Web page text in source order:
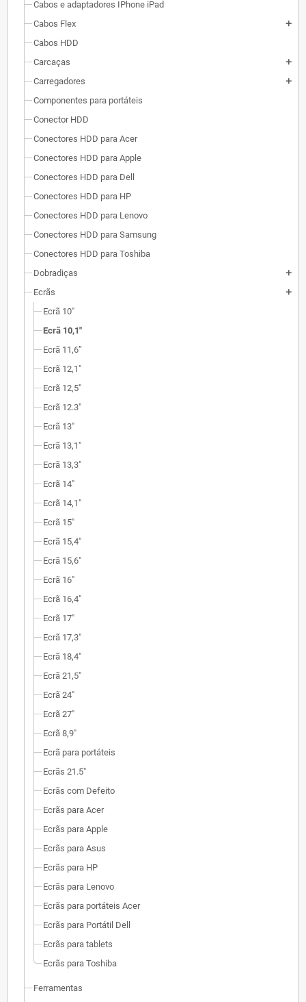
Cabos e adaptadores IPhone iPad
Cabos Flex
add
Cabos HDD
Carcaças
add
Carregadores add
Componentes para portáteis
Conector HDD
Conectores HDD para Acer
Conectores HDD para Apple
Conectores HDD para Dell
Conectores HDD para HP
Conectores HDD para Lenovo
Conectores HDD para Samsung
Conectores HDD para Toshiba
Dobradiças
add
Ecrãs add
Ecrã 10"
Ecrã 10,1"
Ecrã 11,6”
Ecrã 12,1"
Ecrã 12,5"
Ecrã 12.3"
Ecrã 13"
Ecrã 13,1"
Ecrã 13,3"
Ecrã 14"
Ecrã 14,1"
Ecrã 15"
Ecrã 15,4"
Ecrã 15,6"
Ecrã 16"
Ecrã 16,4"
Ecrã 17"
Ecrã 17,3"
Ecrã 18,4"
Ecrã 21,5"
Ecrã 24"
Ecrã 27"
Ecrã 8,9"
Ecrã para portáteis
Ecrãs 21.5"
Ecrãs com Defeito
Ecrãs para Acer
Ecrãs para Apple
Ecrãs para Asus
Ecrãs para HP
Ecrãs para Lenovo
Ecrãs para portáteis Acer
Ecrãs para Portátil Dell
Ecrãs para tablets
Ecrãs para Toshiba
Ferramentas